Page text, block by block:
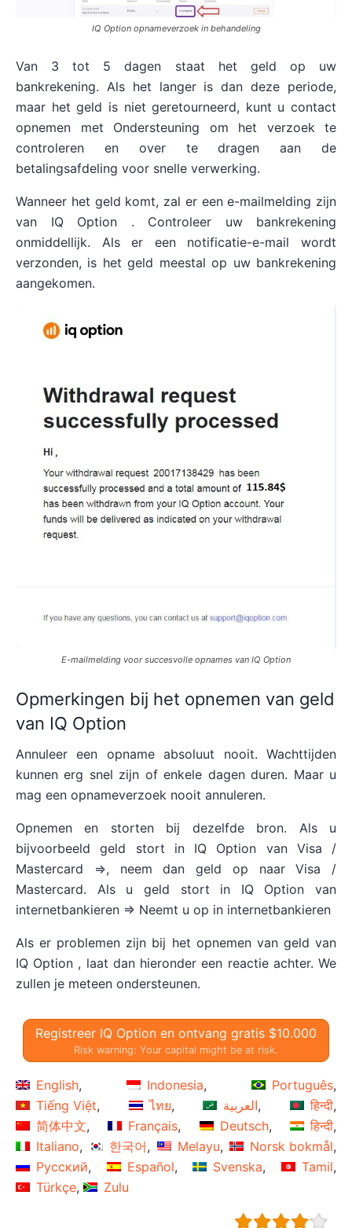
IQ Option opnameverzoek in behandeling
Van 3 tot 5 dagen staat het geld op uw
bankrekening. Als het langer is dan deze periode,
maar het geld is niet geretourneerd, kunt u contact
opnemen met Ondersteuning om het verzoek te
controleren en over te dragen aan de
betalingsafdeling voor snelle verwerking.
Wanneer het geld komt, zal er een e-mailmelding zijn
van IQ Option . Controleer uw bankrekening
onmiddellijk. Als er een notificatie-e-mail wordt
verzonden, is het geld meestal op uw bankrekening
aangekomen.
E-mailmelding voor succesvolle opnames van IQ Option
Opmerkingen bij het opnemen van geld
van IQ Option
Annuleer een opname absoluut nooit. Wachttijden
kunnen erg snel zijn of enkele dagen duren. Maar u
mag een opnameverzoek nooit annuleren.
Opnemen en storten bij dezelfde bron. Als u
bijvoorbeeld geld stort in IQ Option van Visa /
Mastercard =>, neem dan geld op naar Visa /
Mastercard. Als u geld stort in IQ Option van
internetbankieren => Neemt u op in internetbankieren
Als er problemen zijn bij het opnemen van geld van
IQ Option , laat dan hieronder een reactie achter. We
zullen je meteen ondersteunen.
Registreer IQ Option en ontvang gratis $10.000
Risk warning: Your capital might be at risk.
English Indonesia
Português
Tiếng Việt
ไทย العربية
हिन्दी
简体中文
Français Deutsch
हिन्दी
Italiano
한국어 Melayu
Norsk bokmål
Русский
Español Svenska
Tamil
Türkçe
Zulu